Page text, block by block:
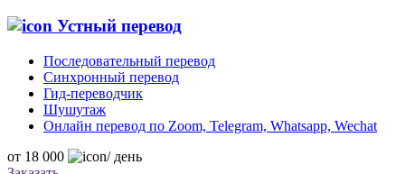
Устный перевод
Последовательный перевод
Синхронный перевод
Гид-переводчик
Шушутаж
Онлайн перевод по Zoom, Telegram, Whatsapp, Wechat
от 18 000
/ день